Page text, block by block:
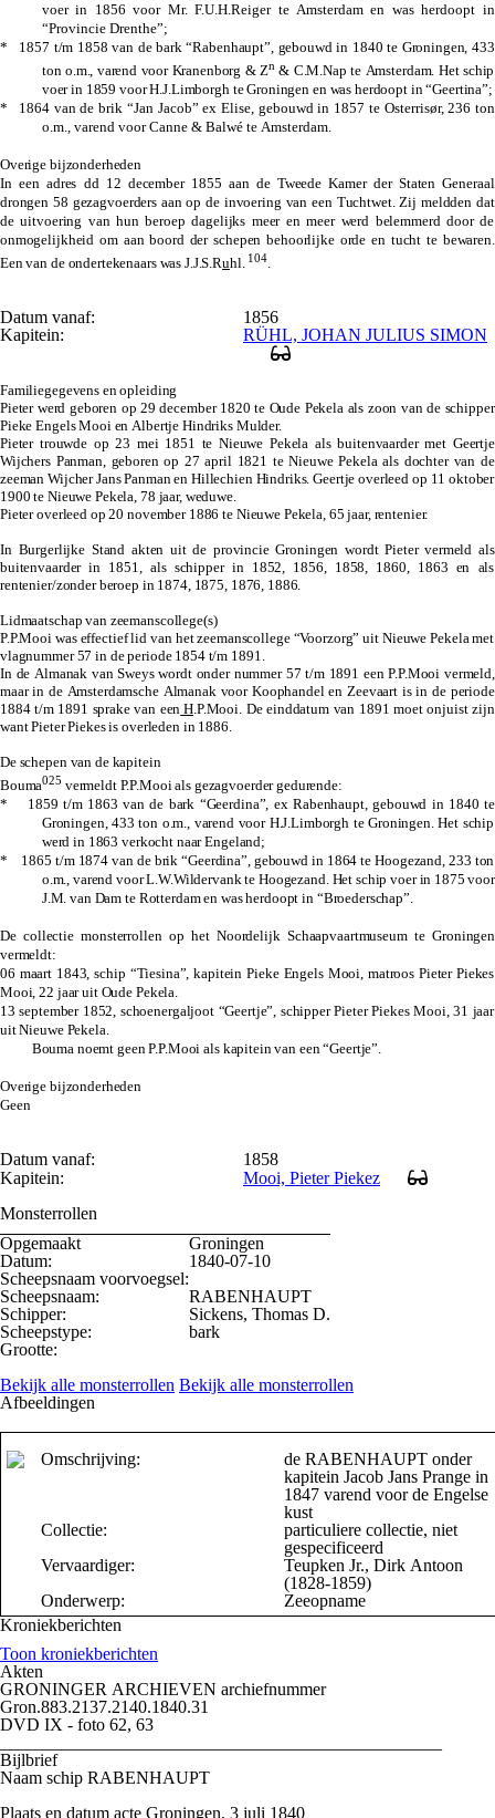
voer in 1856 voor Mr. F.U.H.Reiger te Amsterdam en was herdoopt in
“Provincie Drenthe”;
* 1857 t/m 1858 van de bark “Rabenhaupt”, gebouwd in 1840 te Groningen, 433
ton o.m., varend voor Kranenborg & Zn& C.M.Nap te Amsterdam. Het schip
voer in 1859 voor H.J.Limborgh te Groningen en was herdoopt in “Geertina”;
* 1864 van de brik “Jan Jacob” ex Elise, gebouwd in 1857 te Osterrisør, 236 ton
o.m., varend voor Canne & Balwé te Amsterdam.
Overige bijzonderheden
In een adres dd 12 december 1855 aan de Tweede Kamer der Staten Generaal
drongen 58 gezagvoerders aan op de invoering van een Tuchtwet. Zij meldden dat
de uitvoering van hun beroep dagelijks meer en meer werd belemmerd door de
onmogelijkheid om aan boord der schepen behoorlijke orde en tucht te bewaren.
Een van de ondertekenaars was J.J.S.Ruhl. 104.
Datum vanaf:
1856
Kapitein:
RÜHL, JOHAN JULIUS SIMON
Familiegegevens en opleiding
Pieter werd geboren op 29 december 1820 te Oude Pekela als zoon van de schipper
Pieke Engels Mooi en Albertje Hindriks Mulder.
Pieter trouwde op 23 mei 1851 te Nieuwe Pekela als buitenvaarder met Geertje
Wijchers Panman, geboren op 27 april 1821 te Nieuwe Pekela als dochter van de
zeeman Wijcher Jans Panman en Hillechien Hindriks. Geertje overleed op 11 oktober
1900 te Nieuwe Pekela, 78 jaar, weduwe.
Pieter overleed op 20 november 1886 te Nieuwe Pekela, 65 jaar, rentenier.
In Burgerlijke Stand akten uit de provincie Groningen wordt Pieter vermeld als
buitenvaarder in 1851, als schipper in 1852, 1856, 1858, 1860, 1863 en als
rentenier/zonder beroep in 1874, 1875, 1876, 1886.
Lidmaatschap van zeemanscollege(s)
P.P.Mooi was effectief lid van het zeemanscollege “Voorzorg” uit Nieuwe Pekela met
vlagnummer 57 in de periode 1854 t/m 1891.
In de Almanak van Sweys wordt onder nummer 57 t/m 1891 een P.P.Mooi vermeld,
maar in de Amsterdamsche Almanak voor Koophandel en Zeevaart is in de periode
1884 t/m 1891 sprake van een H.P.Mooi. De einddatum van 1891 moet onjuist zijn
want Pieter Piekes is overleden in 1886.
De schepen van de kapitein
Bouma025 vermeldt P.P.Mooi als gezagvoerder gedurende:
* 1859 t/m 1863 van de bark “Geerdina”, ex Rabenhaupt, gebouwd in 1840 te
Groningen, 433 ton o.m., varend voor H.J.Limborgh te Groningen. Het schip
werd in 1863 verkocht naar Engeland;
* 1865 t/m 1874 van de brik “Geerdina”, gebouwd in 1864 te Hoogezand, 233 ton
o.m., varend voor L.W.Wildervank te Hoogezand. Het schip voer in 1875 voor
J.M. van Dam te Rotterdam en was herdoopt in “Broederschap”.
De collectie monsterrollen op het Noordelijk Schaapvaartmuseum te Groningen
vermeldt:
06 maart 1843, schip “Tiesina”, kapitein Pieke Engels Mooi, matroos Pieter Piekes
Mooi, 22 jaar uit Oude Pekela.
13 september 1852, schoenergaljoot “Geertje”, schipper Pieter Piekes Mooi, 31 jaar
uit Nieuwe Pekela.
Bouma noemt geen P.P.Mooi als kapitein van een “Geertje”.
Overige bijzonderheden
Geen
Datum vanaf:
1858
Kapitein:
Mooi, Pieter Piekez
Monsterrollen
Opgemaakt
Groningen
Datum:
1840-07-10
Scheepsnaam voorvoegsel:
Scheepsnaam:
RABENHAUPT
Schipper:
Sickens, Thomas D.
Scheepstype:
bark
Grootte:
Bekijk alle monsterrollen Bekijk alle monsterrollen
Afbeeldingen
Omschrijving:
de RABENHAUPT onder
kapitein Jacob Jans Prange in
1847 varend voor de Engelse
kust
Collectie:
particuliere collectie, niet
gespecificeerd
Vervaardiger:
Teupken Jr., Dirk Antoon
(1828-1859)
Onderwerp:
Zeeopname
Kroniekberichten
Toon kroniekberichten
Akten
GRONINGER ARCHIEVEN archiefnummer
Gron.883.2137.2140.1840.31
DVD IX - foto 62, 63
Bijlbrief
Naam schip RABENHAUPT
Plaats en datum acte Groningen, 3 juli 1840